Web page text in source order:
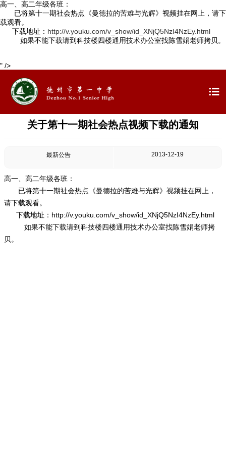
高一、高二年级各班：
已将第十一期社会热点《曼德拉的苦难与光辉》视频挂在网上，请下
载观看。
下载地址： http://v.youku.com/v_show/id_XNjQ5NzI4NzEy.html
如果不能下载请到科技楼四楼通用技术办公室找陈雪娟老师拷贝。
" />

关于第十一期社会热点视频下载的通知
最新公告 2013-12-19
高一、高二年级各班：
已将第十一期社会热点《曼德拉的苦难与光辉》视频挂在网上，
请下载观看。
下载地址： http://v.youku.com/v_show/id_XNjQ5NzI4NzEy.html
如果不能下载请到科技楼四楼通用技术办公室找陈雪娟老师拷
贝。
 学校概况
 信息公开
教学教研
最新公告
 校园新闻
 科学技术实验校